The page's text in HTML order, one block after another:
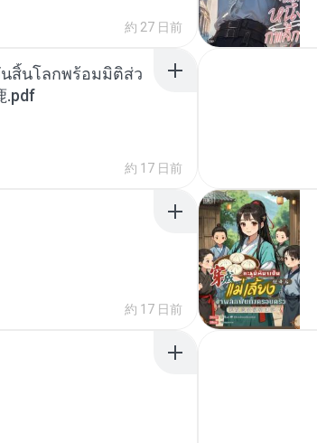
約 27 日前
นสิ้นโลกพร้อมมิติส่ว
.pdf
約 17 日前
約 17 日前